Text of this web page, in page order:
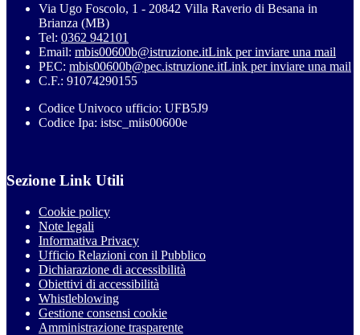
Via Ugo Foscolo, 1 - 20842 Villa Raverio di Besana in
Brianza (MB)
Tel: 0362 942101
Email: mbis00600b@istruzione.itLink per inviare una mail
PEC: mbis00600b@pec.istruzione.itLink per inviare una mail
C.F.: 91074290155
Codice Univoco ufficio: UFB5J9
Codice Ipa: istsc_miis00600e
Sezione Link Utili
Cookie policy
Note legali
Informativa Privacy
Ufficio Relazioni con il Pubblico
Dichiarazione di accessibilità
Obiettivi di accessibilità
Whistleblowing
Gestione consensi cookie
Amministrazione trasparente